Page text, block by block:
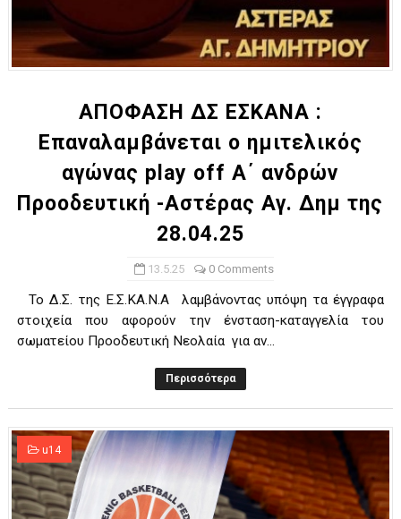
ΑΠΟΦΑΣΗ ΔΣ ΕΣΚΑΝΑ :
Επαναλαμβάνεται ο ημιτελικός
αγώνας play off Α΄ ανδρών
Προοδευτική -Αστέρας Αγ. Δημ της
28.04.25
13.5.25 0 Comments
Το Δ.Σ. της Ε.Σ.ΚΑ.Ν.Α λαμβάνοντας υπόψη τα έγγραφα
στοιχεία που αφορούν την ένσταση-καταγγελία του
σωματείου Προοδευτική Νεολαία για αν...
Περισσότερα
u14